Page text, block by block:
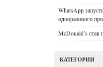
WhatsApp
одноразового
McDonald’s став
КАТЕГОРИИ